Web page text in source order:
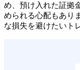
め、預け入れた証拠
められる心配もあり
な損失を避けたいト